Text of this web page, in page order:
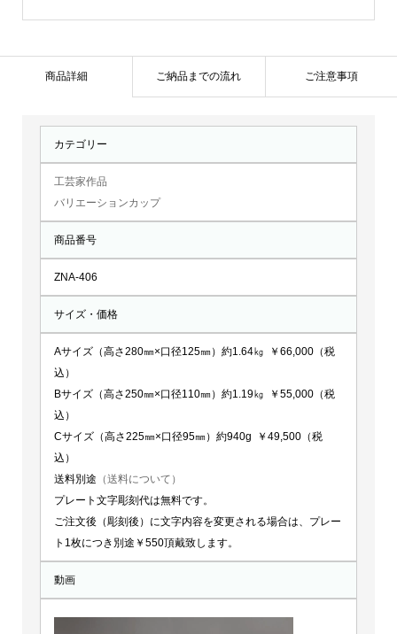
ZNA-
商品詳細 ご納品までの流れ ご注意事項
カテゴリー
工芸家作品
バリエーションカップ
商品番号
ZNA-406
サイズ・価格
Aサイズ（高さ280㎜×口径125㎜）約1.64㎏ ￥66,000（税
込）
Bサイズ（高さ250㎜×口径110㎜）約1.19㎏ ￥55,000（税
込）
Cサイズ（高さ225㎜×口径95㎜）約940g ￥49,500（税
込）
送料別途 （送料について）
プレート文字彫刻代は無料です。
ご注文後（彫刻後）に文字内容を変更される場合は、プレー
ト1枚につき別途￥550頂戴致します。
動画